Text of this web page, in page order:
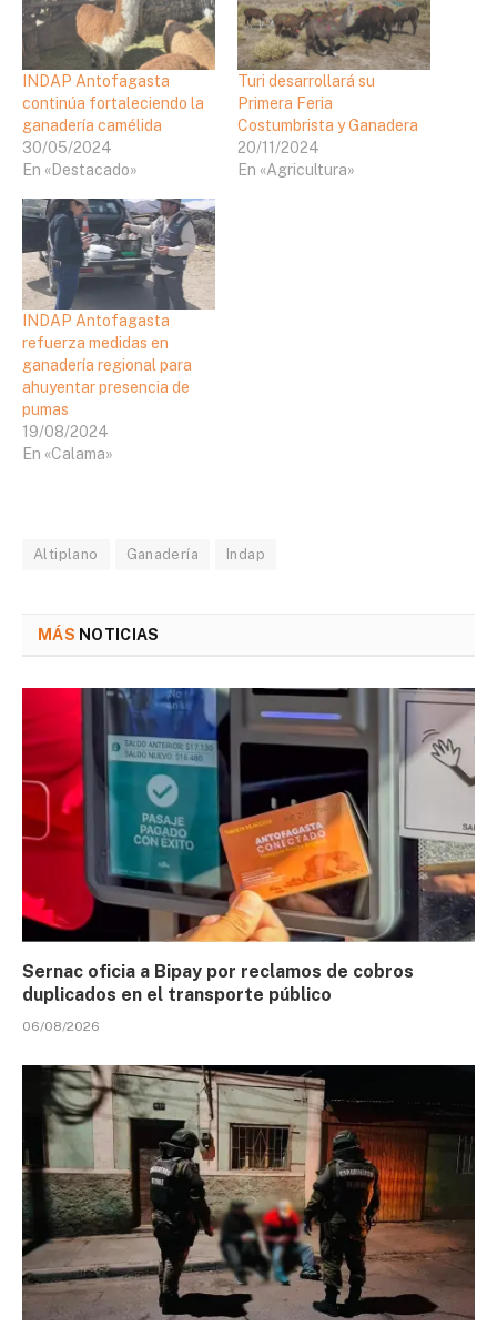
INDAP Antofagasta
continúa fortaleciendo la
ganadería camélida
30/05/2024
En «Destacado»
Turi desarrollará su
Primera Feria
Costumbrista y Ganadera
20/11/2024
En «Agricultura»
INDAP Antofagasta
refuerza medidas en
ganadería regional para
ahuyentar presencia de
pumas
19/08/2024
En «Calama»
Altiplano Ganadería Indap
MÁS NOTICIAS
Sernac oficia a Bipay por reclamos de cobros
duplicados en el transporte público
06/08/2026